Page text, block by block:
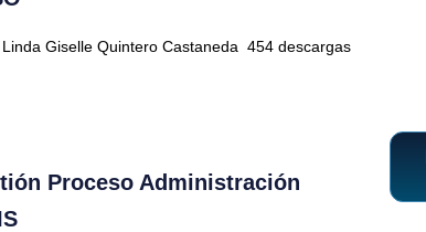
Linda Giselle Quintero Castaneda 454 descargas
Proceso Administración